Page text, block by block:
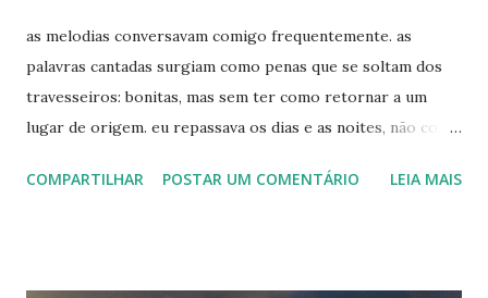
as melodias conversavam comigo frequentemente. as
palavras cantadas surgiam como penas que se soltam dos
travesseiros: bonitas, mas sem ter como retornar a um
lugar de origem. eu repassava os dias e as noites, não como
o suficiente para enxergar as rupturas -, mas como alguém
COMPARTILHAR POSTAR UM COMENTÁRIO LEIA MAIS